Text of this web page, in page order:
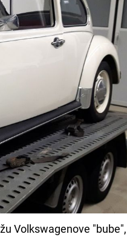
Volkswagenove "bube",